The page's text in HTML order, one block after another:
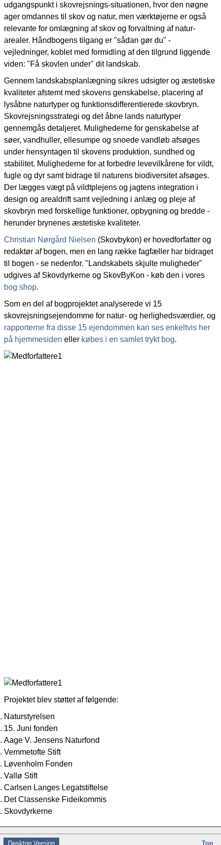
udgangspunkt i skovrejsnings-situationen, hvor den nøgne
ager omdannes til skov og natur, men værktøjerne er også
relevante for omlægning af skov og forvaltning af natur-
arealer. Håndbogens tilgang er "sådan gør du" -
vejledninger, koblet med formidling af den tilgrund liggende
viden: "Få skovlen under" dit landskab.
Gennem landskabsplanlægning sikres udsigter og æstetiske
kvaliteter afstemt med skovens genskabelse, placering af
lysåbne naturtyper og funktionsdifferentierede skovbryn.
Skovrejsningsstrategi og det åbne lands naturtyper
gennemgås detaljeret. Mulighederne for genskabelse af
søer, vandhuller, ellesumpe og snoede vandløb afsøges
under hensyntagen til skovens produktion, sundhed og
stabilitet. Mulighederne for at forbedre levevilkårene for vildt,
fugle og dyr samt bidrage til naturens biodiversitet afsøges.
Der lægges vægt på vildtplejens og jagtens integration i
design og arealdrift samt vejledning i anlæg og pleje af
skovbryn med forskellige funktioner, opbygning og bredde -
herunder brynenes æstetiske kvaliteter.
Christian Nørgård Nielsen (Skovbykon) er hovedforfatter og
redaktør af bogen, men en lang række fagfæller har bidraget
til bogen - se nedenfor. "Landskabets skjulte muligheder"
udgives af Skovdyrkerne og SkovByKon - køb den i vores
bog shop.
Som en del af bogprojektet analyserede vi 15
skovrejsningsejendomme for natur- og herlighedsværdier, og
rapporterne fra disse 15 ejendommen kan ses enkeltvis her
på hjemmesiden eller købes i en samlet trykt bog.
Projektet blev støttet af følgende:
Naturstyrelsen
15. Juni fonden
Aage V. Jensens Naturfond
Vemmetofte Stift
Løvenholm Fonden
Vallø Stift
Carlsen Langes Legatstiftelse
Det Classenske Fideikommis
Skovdyrkerne
Desktop Version Top